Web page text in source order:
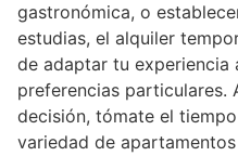
gastronómica, o
estudias, el alquiler
de adaptar tu experiencia
preferencias particulares.
decisión, tómate el
variedad de